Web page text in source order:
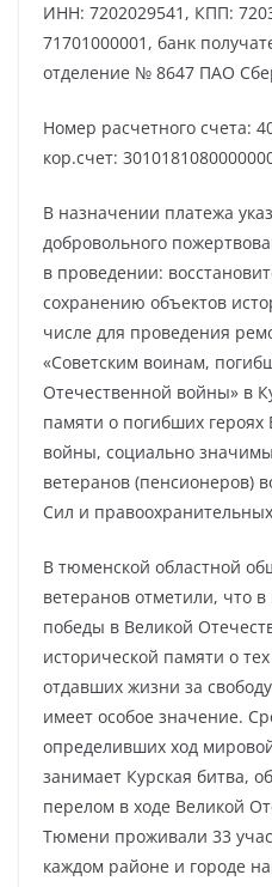
ИНН: 7202029541, КПП:
71701000001, банк
отделение № 8647 ПАО
Номер расчетного счета:
кор.счет:
В назначении платежа
добровольного
в проведении:
сохранению объектов
числе для проведения
«Советским воинам,
Отечественной войны» в
памяти о погибших
войны, социально
ветеранов (пенсионеров)
Сил и
В тюменской областной
ветеранов отметили, что
победы в Великой
исторической памяти о
отдавших жизни за
имеет особое значение.
определивших ход
занимает Курская битва,
перелом в ходе Великой
Тюмени проживали 33
каждом районе и городе